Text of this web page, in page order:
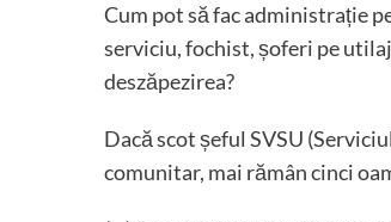
Cum pot să fac administrație
serviciu, fochist, șoferi pe
deszăpezirea?
Dacă scot șeful SVSU
comunitar, mai rămân cinci